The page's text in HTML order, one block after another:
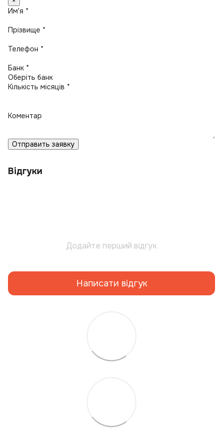
Имʼя *
Прізвище *
Телефон *
Банк *
Кількість місяців *
Коментар
Отправить заявку
Відгуки
Додайте перший відгук
Написати відгук